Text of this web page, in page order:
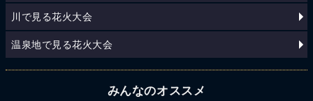
川で見る花火大会
温泉地で見る花火大会
みんなのオススメ